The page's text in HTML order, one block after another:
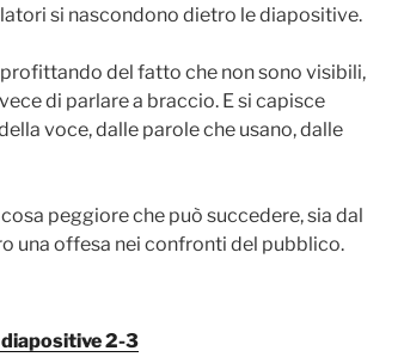
si nascondono dietro le diapositive.
del fatto che non sono visibili,
di parlare a braccio. E si capisce
voce, dalle parole che usano, dalle
peggiore che può succedere, sia dal
una offesa nei confronti del pubblico.
2-3